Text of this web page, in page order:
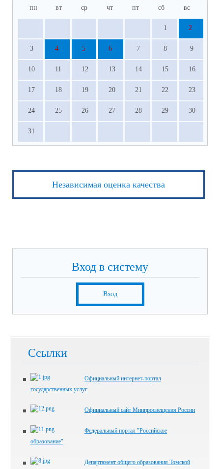
пн вт ср чт пт сб вс
1 2
3 4 5 6 7 8 9
10 11 12 13 14 15 16
17 18 19 20 21 22 23
24 25 26 27 28 29 30
31
Независимая оценка качества
Вход в систему
Вход
Ссылки
Официальный интернет-портал
государственных услуг
Официальный сайт Минпросвещения России
Федеральный портал "Российское
образование"
Департамент общего образования Томской